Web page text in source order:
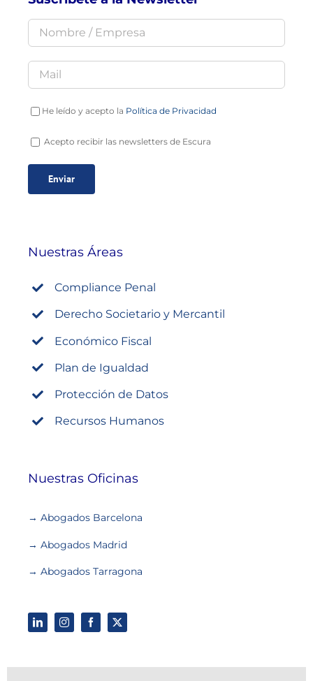
He leído y acepto la Política de Privacidad
Acepto recibir las newsletters de Escura
Nuestras Áreas
Compliance Penal
Derecho Societario y Mercantil
Económico Fiscal
Plan de Igualdad
Protección de Datos
Recursos Humanos
Nuestras Oficinas
→ Abogados Barcelona
→ Abogados Madrid
→ Abogados Tarragona